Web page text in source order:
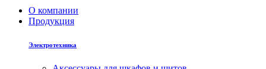
О компании
Продукция
Электротехника